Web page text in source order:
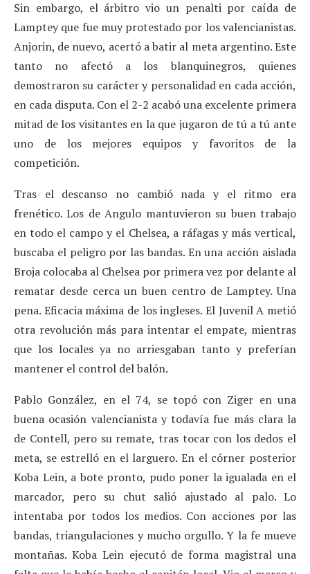
Sin embargo, el árbitro vio un penalti por caída de
Lamptey que fue muy protestado por los valencianistas.
Anjorin, de nuevo, acertó a batir al meta argentino. Este
tanto no afectó a los blanquinegros, quienes
demostraron su carácter y personalidad en cada acción,
en cada disputa. Con el 2-2 acabó una excelente primera
mitad de los visitantes en la que jugaron de tú a tú ante
uno de los mejores equipos y favoritos de la
competición.
Tras el descanso no cambió nada y el ritmo era
frenético. Los de Angulo mantuvieron su buen trabajo
en todo el campo y el Chelsea, a ráfagas y más vertical,
buscaba el peligro por las bandas. En una acción aislada
Broja colocaba al Chelsea por primera vez por delante al
rematar desde cerca un buen centro de Lamptey. Una
pena. Eficacia máxima de los ingleses. El Juvenil A metió
otra revolución más para intentar el empate, mientras
que los locales ya no arriesgaban tanto y preferían
mantener el control del balón.
Pablo González, en el 74, se topó con Ziger en una
buena ocasión valencianista y todavía fue más clara la
de Contell, pero su remate, tras tocar con los dedos el
meta, se estrelló en el larguero. En el córner posterior
Koba Lein, a bote pronto, pudo poner la igualada en el
marcador, pero su chut salió ajustado al palo. Lo
intentaba por todos los medios. Con acciones por las
bandas, triangulaciones y mucho orgullo. Y la fe mueve
montañas. Koba Lein ejecutó de forma magistral una